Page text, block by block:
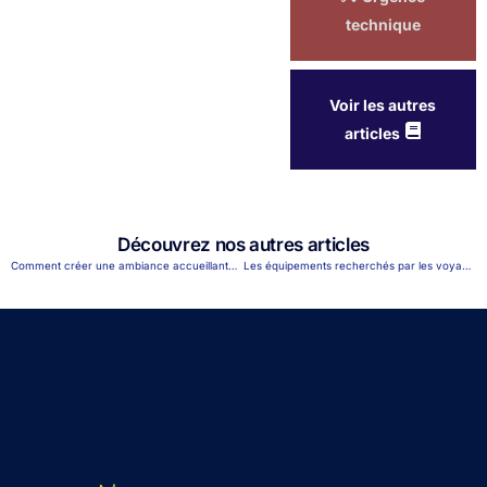
technique
Voir les autres
articles
Découvrez nos autres articles
Comment créer une ambiance accueillante dans votre location? Les équipements recherchés par les voyageurs